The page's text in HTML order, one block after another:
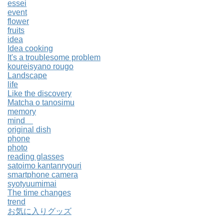
essei
event
flower
fruits
idea
Idea cooking
It's a troublesome problem
koureisyano rougo
Landscape
life
Like the discovery
Matcha o tanosimu
memory
mind
original dish
phone
photo
reading glasses
satoimo kantanryouri
smartphone camera
syotyuumimai
The time changes
trend
お気に入りグッズ